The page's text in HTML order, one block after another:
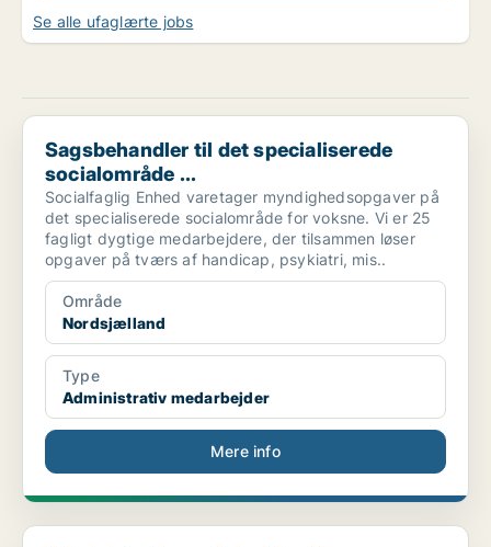
Se alle ufaglærte jobs
Sagsbehandler til det specialiserede socialområde ...
Sagsbehandler til det specialiserede
socialområde ...
Socialfaglig Enhed varetager myndighedsopgaver på
det specialiserede socialområde for voksne. Vi er 25
fagligt dygtige medarbejdere, der tilsammen løser
opgaver på tværs af handicap, psykiatri, mis..
Område
Nordsjælland
Type
Administrativ medarbejder
Mere info
Administrativ medarbejder til Grønnevang Skole, 30...